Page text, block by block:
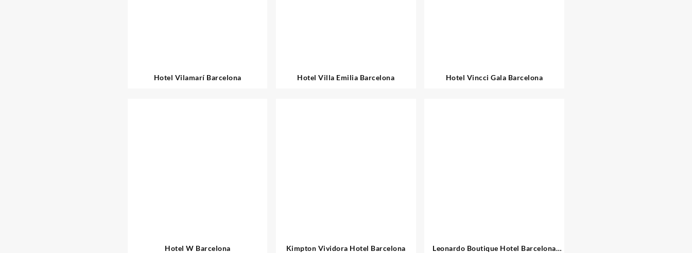
Hotel Vilamarí Barcelona Hotel Villa Emilia Barcelona Hotel Vincci Gala Barcelona
Hotel W Barcelona Kimpton Vividora Hotel Barcelona
Leonardo Boutique Hotel Barcelona